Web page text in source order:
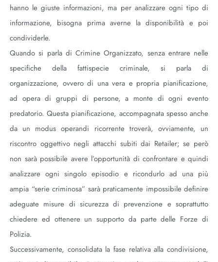
hanno le giuste informazioni, ma per analizzare ogni tipo di
informazione, bisogna prima averne la disponibilità e poi
condividerle.
Quando si parla di Crimine Organizzato, senza entrare nelle
specifiche della fattispecie criminale, si parla di
organizzazione, ovvero di una vera e propria pianificazione,
ad opera di gruppi di persone, a monte di ogni evento
predatorio. Questa pianificazione, accompagnata spesso anche
da un modus operandi ricorrente troverà, ovviamente, un
riscontro oggettivo negli attacchi subiti dai Retailer; se però
non sarà possibile avere l’opportunità di confrontare e quindi
analizzare ogni singolo episodio e ricondurlo ad una più
ampia “serie criminosa” sarà praticamente impossibile definire
adeguate misure di sicurezza di prevenzione e soprattutto
chiedere ed ottenere un supporto da parte delle Forze di
Polizia.
Successivamente, consolidata la fase relativa alla condivisione,